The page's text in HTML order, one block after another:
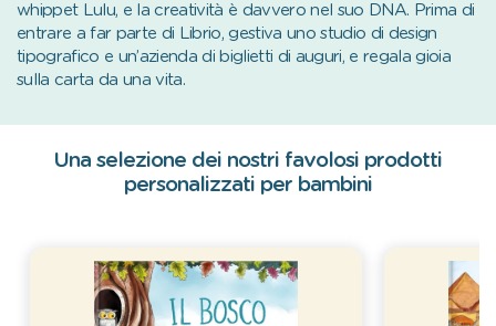
whippet Lulu, e la creatività è davvero nel suo DNA. Prima di
entrare a far parte di Librio, gestiva uno studio di design
tipografico e un’azienda di biglietti di auguri, e regala gioia
sulla carta da una vita.
Una selezione dei nostri favolosi prodotti
personalizzati per bambini